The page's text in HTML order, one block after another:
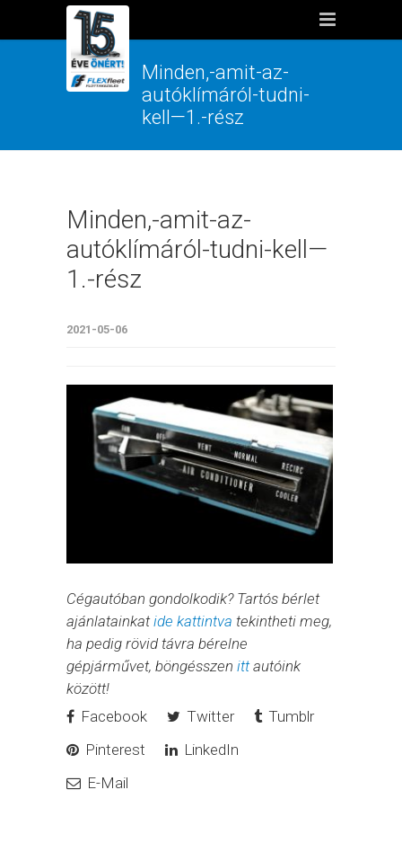
Minden,-amit-az-
autóklímáról-tudni-
kell—1.-rész
Minden,-amit-az-
autóklímáról-tudni-kell—
1.-rész
2021-05-06
Cégautóban gondolkodik? Tartós bérlet
ajánlatainkatide kattintva tekintheti meg,
ha pedig rövid távra bérelne
gépjárművet, böngésszen ittautóink
között!
Facebook
Twitter
Tumblr
Pinterest
LinkedIn
E-Mail